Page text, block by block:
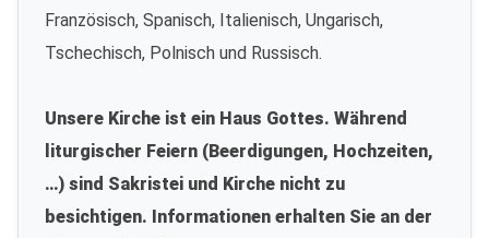
Französisch, Spanisch, Italienisch, Ungarisch,
Tschechisch, Polnisch und Russisch.
Unsere Kirche ist ein Haus Gottes. Während
liturgischer Feiern (Beerdigungen, Hochzeiten,
…) sind Sakristei und Kirche nicht zu
besichtigen. Informationen erhalten Sie an der